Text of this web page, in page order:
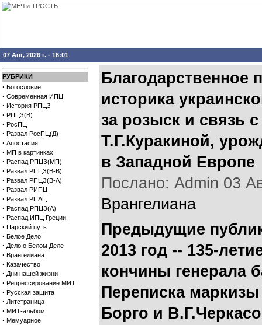
07 Авг, 2026 г. - 16:01
РУБРИКИ
· Богословие
· Современная ИПЦ
· История РПЦЗ
· РПЦЗ(В)
· РосПЦ
· Развал РосПЦ(Д)
· Апостасия
· МП в картинках
· Распад РПЦЗ(МП)
· Развал РПЦЗ(В-В)
· Развал РПЦЗ(В-А)
· Развал РИПЦ
· Развал РПАЦ
· Распад РПЦЗ(А)
· Распад ИПЦ Греции
· Царский путь
· Белое Дело
· Дело о Белом Деле
· Врангелиана
· Казачество
· Дни нашей жизни
· Репрессирование МИТ
· Русская защита
· Литстраница
· МИТ-альбом
· Мемуарное
Благодарственное
историка
за розыск и связь
Т.Г.Куракиной,
в Западной Европе
Послано: Admin 03
Врангелиана
Предыдущие
2013 год -- 135-
кончины генерала
Переписка
Борго и